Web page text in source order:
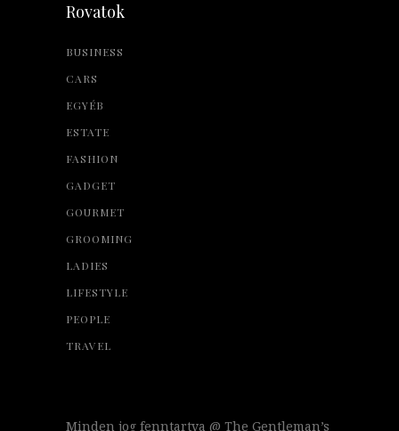
Rovatok
BUSINESS
CARS
EGYÉB
ESTATE
FASHION
GADGET
GOURMET
GROOMING
LADIES
LIFESTYLE
PEOPLE
TRAVEL
Minden jog fenntartva @ The Gentleman’s